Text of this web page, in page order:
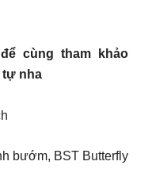
cùng tham khảo
tự nha
bướm, BST Butterfly